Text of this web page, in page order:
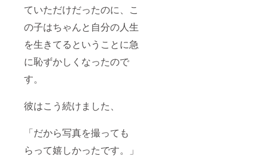
ていただけだったのに、こ
の子はちゃんと自分の人生
を生きてるということに急
に恥ずかしくなったので
す。
彼はこう続けました、
「だから写真を撮っても
らって嬉しかったです。」